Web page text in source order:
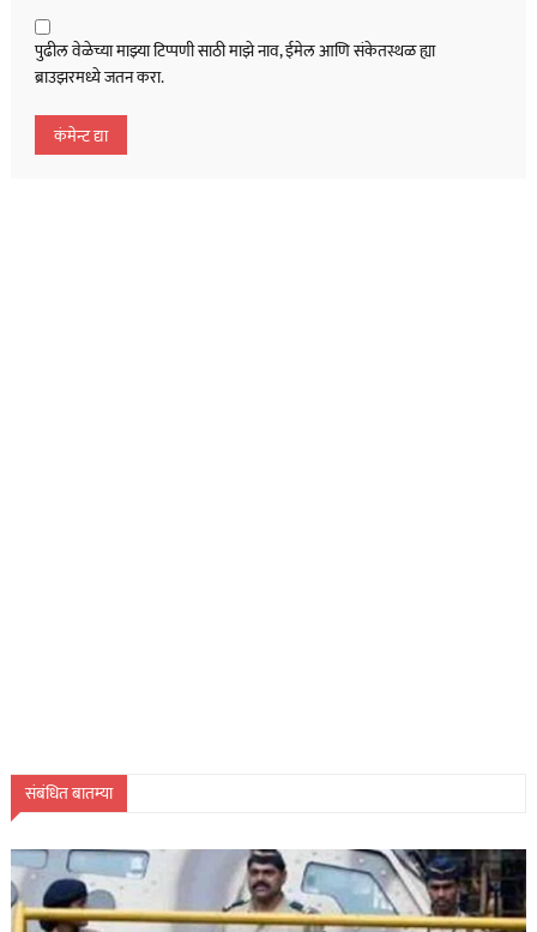
पुढील वेळेच्या माझ्या टिप्पणी साठी माझे नाव, ईमेल आणि संकेतस्थळ ह्या
ब्राउझरमध्ये जतन करा.
संबंधित बातम्या